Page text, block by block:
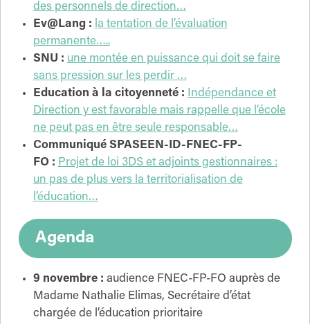
des personnels de direction…
Ev@Lang : la tentation de l’évaluation
permanente…..
SNU : une montée en puissance qui doit se faire
sans pression sur les perdir …
Education à la citoyenneté : Indépendance et
Direction y est favorable mais rappelle que l’école
ne peut pas en être seule responsable…
Communiqué SPASEEN-ID-FNEC-FP-
FO : Projet de loi 3DS et adjoints gestionnaires :
un pas de plus vers la territorialisation de
l’éducation…
Agenda
9 novembre : audience FNEC-FP-FO auprès de
Madame Nathalie Elimas, Secrétaire d’état
chargée de l’éducation prioritaire